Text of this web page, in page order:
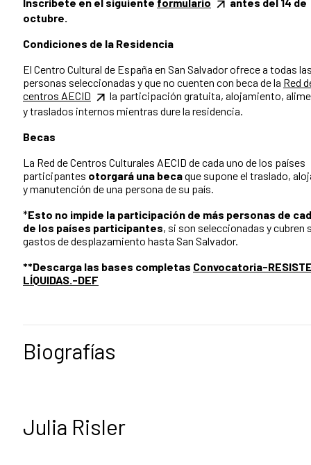
octubre.
Condiciones de la Residencia
El Centro Cultural de España en San Salvador ofrece a todas
personas seleccionadas y que no cuenten con beca de la Red
centros AECID
la participación gratuita, alojamiento,
y traslados internos mientras dure la residencia.
Becas
La Red de Centros Culturales AECID de cada uno de los países
participantes otorgará una becaque supone el traslado,
y manutención de una persona de su país.
*Esto no impide la participación de más personas de
de los países participantes, si son seleccionadas y cubren
gastos de desplazamiento hasta San Salvador.
**Descarga las bases completas Convocatoria-
LÍQUIDAS.-DEF
Biografías
Julia Risler